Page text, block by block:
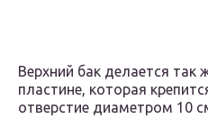
Верхний бак делается так
пластине, которая
отверстие диаметром 10